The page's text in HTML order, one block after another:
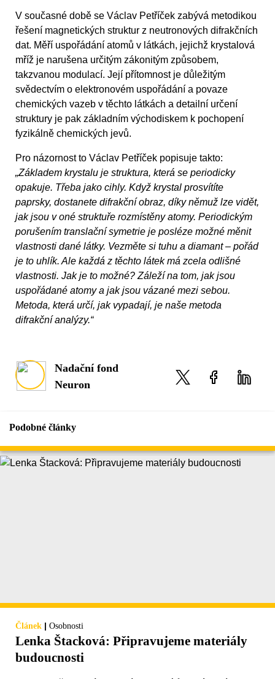
V současné době se Václav Petříček zabývá metodikou
řešení magnetických struktur z neutronových difrakčních
dat. Měří uspořádání atomů v látkách, jejichž krystalová
mříž je narušena určitým zákonitým způsobem,
takzvanou modulací. Její přítomnost je důležitým
svědectvím o elektronovém uspořádání a povaze
chemických vazeb v těchto látkách a detailní určení
struktury je pak základním východiskem k pochopení
fyzikálně chemických jevů.
Pro názornost to Václav Petříček popisuje takto:
„Základem krystalu je struktura, která se periodicky
opakuje. Třeba jako cihly. Když krystal prosvítíte
paprsky, dostanete difrakční obraz, díky němuž lze vidět,
jak jsou v oné struktuře rozmístěny atomy. Periodickým
porušením translační symetrie je posléze možné měnit
vlastnosti dané látky. Vezměte si tuhu a diamant – pořád
je to uhlík. Ale každá z těchto látek má zcela odlišné
vlastnosti. Jak je to možné? Záleží na tom, jak jsou
uspořádané atomy a jak jsou vázané mezi sebou.
Metoda, která určí, jak vypadají, je naše metoda
difrakční analýzy.“
Nadační fond
Neuron
Podobné články
Článek | Osobnosti
Lenka Štacková: Připravujeme materiály
budoucnosti